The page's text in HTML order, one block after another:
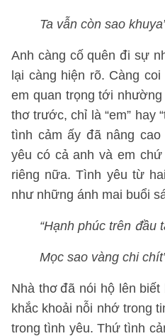
Ta vẫn còn sao
Anh càng cố quên đi sự
lại càng hiện rõ. Càng
em quan trọng tới
thơ trước, chỉ là “em” hay
tình cảm ấy đã nâng cao
yêu có cả anh và em
riêng nữa. Tình yêu từ
như những ánh mai buổi
“Hạnh phúc trên đầu
Mọc sao vàng chi
Nhà thơ đã nói hộ lên
khắc khoải nỗi nhớ trong
trong tình yêu. Thứ tình